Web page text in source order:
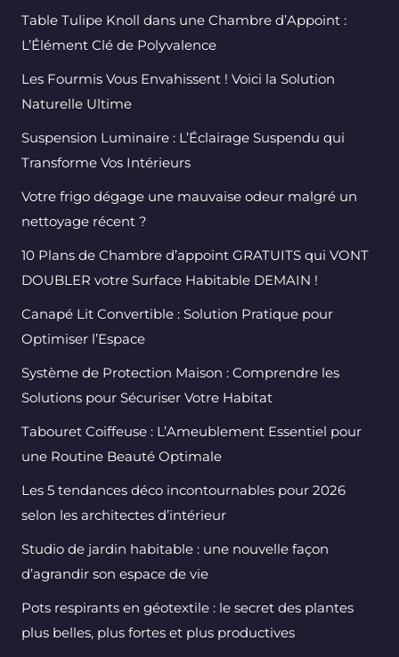
Table Tulipe Knoll dans une Chambre d’Appoint :
L’Élément Clé de Polyvalence
Les Fourmis Vous Envahissent ! Voici la Solution
Naturelle Ultime
Suspension Luminaire : L’Éclairage Suspendu qui
Transforme Vos Intérieurs
Votre frigo dégage une mauvaise odeur malgré un
nettoyage récent ?
10 Plans de Chambre d’appoint GRATUITS qui VONT
DOUBLER votre Surface Habitable DEMAIN !
Canapé Lit Convertible : Solution Pratique pour
Optimiser l’Espace
Système de Protection Maison : Comprendre les
Solutions pour Sécuriser Votre Habitat
Tabouret Coiffeuse : L’Ameublement Essentiel pour
une Routine Beauté Optimale
Les 5 tendances déco incontournables pour 2026
selon les architectes d’intérieur
Studio de jardin habitable : une nouvelle façon
d’agrandir son espace de vie
Pots respirants en géotextile : le secret des plantes
plus belles, plus fortes et plus productives